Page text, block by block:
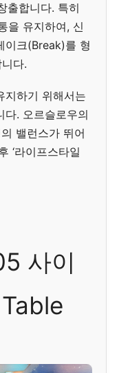
출합니다. 특히
을 유지하여, 신
이크(Break)를 형
다.
지하기 위해서는
. 오르슬로우의
밸런스가 뛰어
‘라이프스타일
사이